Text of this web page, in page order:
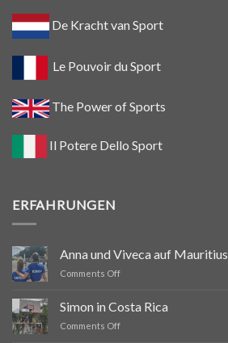
De Kracht van Sport
Le Pouvoir du Sport
The Power of Sports
Il Potere Dello Sport
ERFAHRUNGEN
Anna und Viveca auf Mauritius
Comments Offon
Viveca
auf
Simon in Costa Rica
Comments Offon